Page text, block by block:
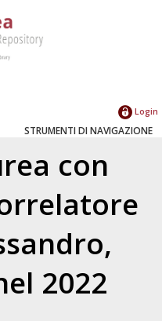
Login
STRUMENTI DI NAVIGAZIONE
con
,
2022